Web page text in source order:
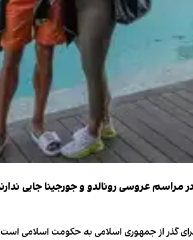
گذر از جمهوری اسلامی به حکومت اسلامی است